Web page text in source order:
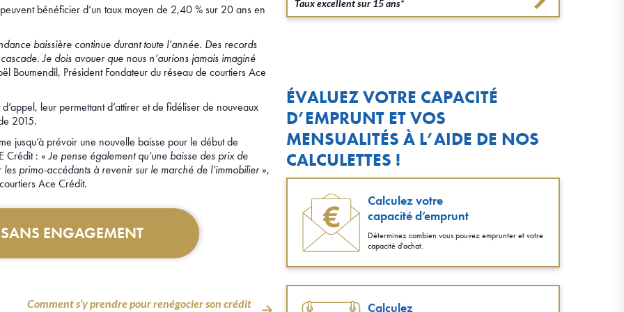
bénéficier d’un taux moyen de 2,40 % sur 20 ans en
baissière continue durant toute l’année. Des records
Je dois avouer que nous n’aurions jamais imaginé
Boumendil, Président Fondateur du réseau de courtiers Ace
leur permettant d’attirer et de fidéliser de nouveaux
2015.
jusqu’à prévoir une nouvelle baisse pour le début de
Crédit : «Je pense également qu’une baisse des prix de
primo-accédants à revenir sur le marché de l’immobilier»,
Ace Crédit.
SANS ENGAGEMENT
Comment s’y prendre pour renégocier son crédit
Taux excellent sur 15 ans*
ÉVALUEZ VOTRE CAPACITÉ
D’EMPRUNT ET VOS
MENSUALITÉS À L’AIDE DE NOS
CALCULETTES !
Calculez votre
capacité d’emprunt
Déterminez combien vous pouvez emprunter et votre
capacité d'achat.
Calculez